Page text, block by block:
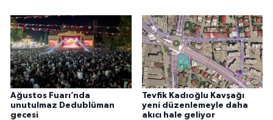
Ağustos Fuarı’nda
unutulmaz Dedublüman
gecesi
Tevfik Kadıoğlu Kavşağı
yeni düzenlemeyle daha
akıcı hale geliyor